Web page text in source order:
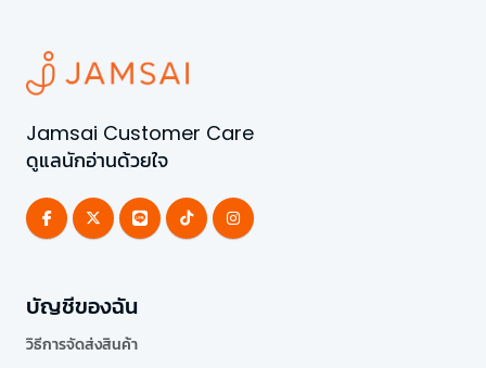
Jamsai Customer Care
ดูแลนักอ่านด้วยใจ
บัญชีของฉัน
วิธีการจัดส่งสินค้า